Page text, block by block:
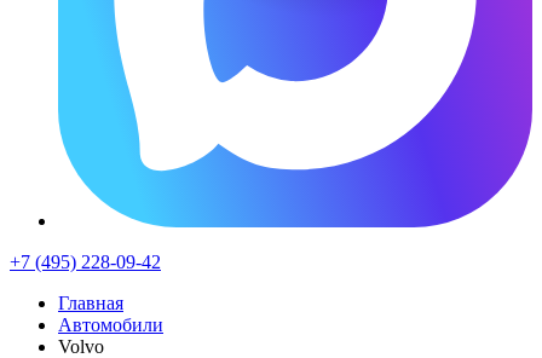
+7 (495) 228-09-42
Главная
Автомобили
Volvo